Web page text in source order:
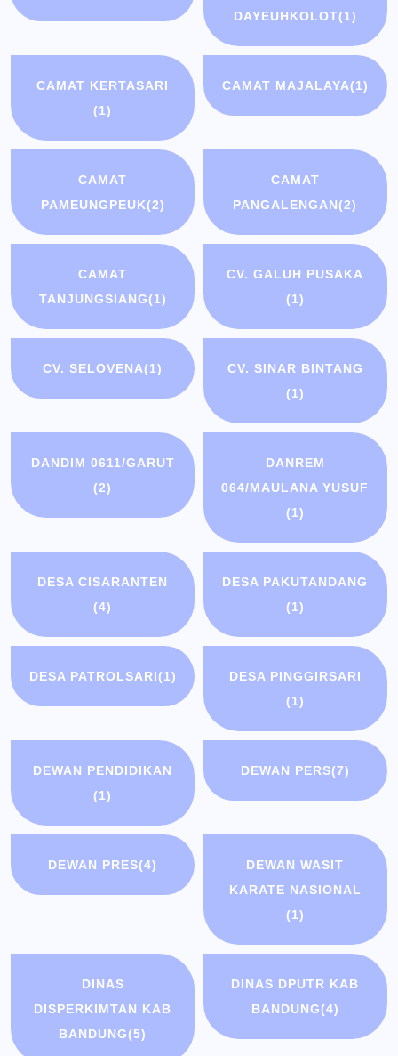
DAYEUHKOLOT(1)
CAMAT KERTASARI
(1)
CAMAT MAJALAYA(1)
CAMAT
PAMEUNGPEUK(2)
CAMAT
PANGALENGAN(2)
CAMAT
TANJUNGSIANG(1)
CV. GALUH PUSAKA
(1)
CV. SELOVENA(1)
CV. SINAR BINTANG
(1)
DANDIM 0611/GARUT
(2)
DANREM
064/MAULANA YUSUF
(1)
DESA CISARANTEN
(4)
DESA PAKUTANDANG
(1)
DESA PATROLSARI(1)
DESA PINGGIRSARI
(1)
DEWAN PENDIDIKAN
(1)
DEWAN PERS(7)
DEWAN PRES(4)
DEWAN WASIT
KARATE NASIONAL
(1)
DINAS
DISPERKIMTAN KAB
BANDUNG(5)
DINAS DPUTR KAB
BANDUNG(4)